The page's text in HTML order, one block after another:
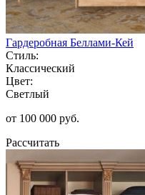
Гардеробная Беллами-Кей
Стиль:
Классический
Цвет:
Светлый
от 100 000 руб.
Рассчитать